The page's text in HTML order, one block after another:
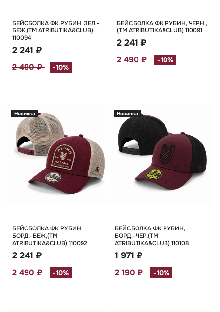
БЕЙСБОЛКА ФК РУБИН, ЗЕЛ.-
БЕЖ,(TM ATRIBUTIKA&CLUB)
110094
2 241 ₽
2 490 ₽ -10%
БЕЙСБОЛКА ФК РУБИН, ЧЕРН.,
(TM ATRIBUTIKA&CLUB) 110091
2 241 ₽
2 490 ₽ -10%
Новинка
БЕЙСБОЛКА ФК РУБИН,
БОРД.-БЕЖ,(TM
ATRIBUTIKA&CLUB) 110092
2 241 ₽
2 490 ₽ -10%
Новинка
БЕЙСБОЛКА ФК РУБИН,
БОРД.-ЧЕР,(TM
ATRIBUTIKA&CLUB) 110108
1 971 ₽
2 190 ₽ -10%